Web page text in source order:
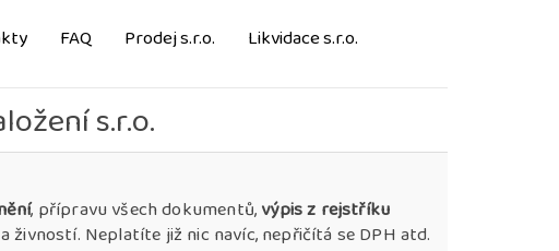
FAQ Prodej s.r.o. Likvidace s.r.o.
s.r.o.
, přípravu všech dokumentů,výpis z rejstříku
živností. Neplatíte již nic navíc, nepřičítá se DPH atd.